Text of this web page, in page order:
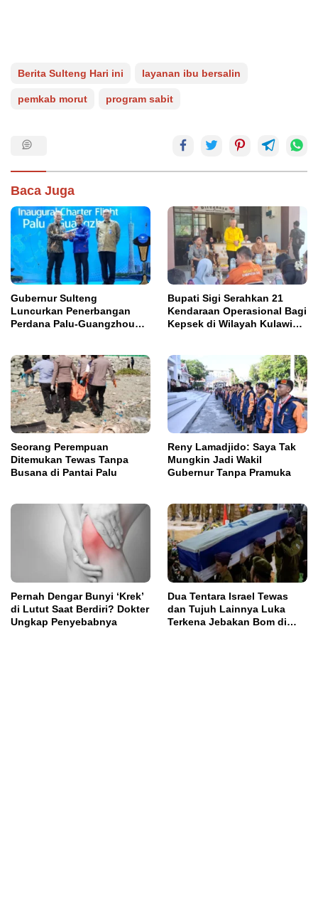
Berita Sulteng Hari ini layanan ibu bersalin
pemkab morut program sabit
Baca Juga
Gubernur Sulteng
Luncurkan Penerbangan
Perdana Palu-Guangzhou
Bupati Sigi Serahkan 21
Kendaraan Operasional Bagi
Kepsek di Wilayah Kulawi
Seorang Perempuan
Ditemukan Tewas Tanpa
Busana di Pantai Palu
Reny Lamadjido: Saya Tak
Mungkin Jadi Wakil
Gubernur Tanpa Pramuka
Pernah Dengar Bunyi ‘Krek’
di Lutut Saat Berdiri? Dokter
Ungkap Penyebabnya
Dua Tentara Israel Tewas
dan Tujuh Lainnya Luka
Terkena Jebakan Bom di